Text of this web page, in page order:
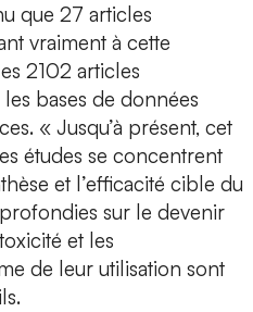
que 27 articles
vraiment à cette
2102 articles
bases de données
« Jusqu’à présent, cet
études se concentrent
et l’efficacité cible du
sur le devenir
et les
de leur utilisation sont